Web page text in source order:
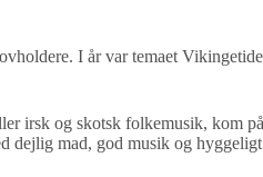
I år var temaet
irsk og skotsk folkemusik, kom
dejlig mad, god musik og